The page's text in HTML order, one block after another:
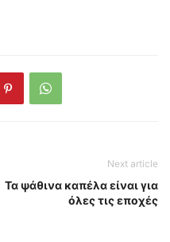
Next article
Τα ψάθινα καπέλα είναι για
όλες τις εποχές